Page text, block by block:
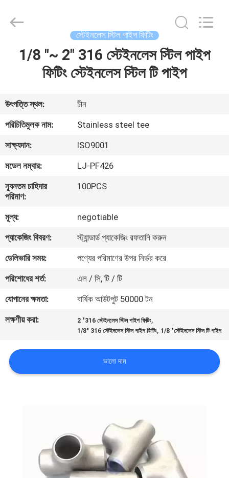
আমাদের
সম্পর্কে
কারখানা
ভ্রমণ
মান
নিয়ন্ত্রণ
যোগাযোগ
করুন
খবর
কেস
PRIVACY
POLICY
Foreign
Trade
Reserved.
স্টেইনলেস স্টিল পাইপ ফিটিং
1/8 "~ 2" 316 স্টেইনলেস স্টিল পাইপ
ফিটিং স্টেইনলেস স্টিল টি পাইপ
উৎপত্তি স্থল:
চীন
পরিচিতিমুলক নাম:
Stainless steel tee
সাক্ষ্যদান:
ISO9001
মডেল নম্বার:
LJ-PF426
ন্যূনতম চাহিদার
পরিমাণ:
100PCS
মূল্য:
negotiable
প্যাকেজিং বিবরণ:
স্ট্যান্ডার্ড প্যাকেজিং রফতানি করুন
ডেলিভারি সময়:
পণ্যের পরিমাণের উপর নির্ভর করে
পরিশোধের শর্ত:
এল / সি, টি / টি
যোগানের ক্ষমতা:
বার্ষিক আউটপুট 50000 টন
লক্ষণীয় করা:
2 "316 স্টেইনলেস স্টিল পাইপ ফিটিং,
1/8" 316 স্টেইনলেস স্টিল পাইপ ফিটিং, 1/8 "স্টেইনলেস স্টিল টি পাইপ
ভালো দাম